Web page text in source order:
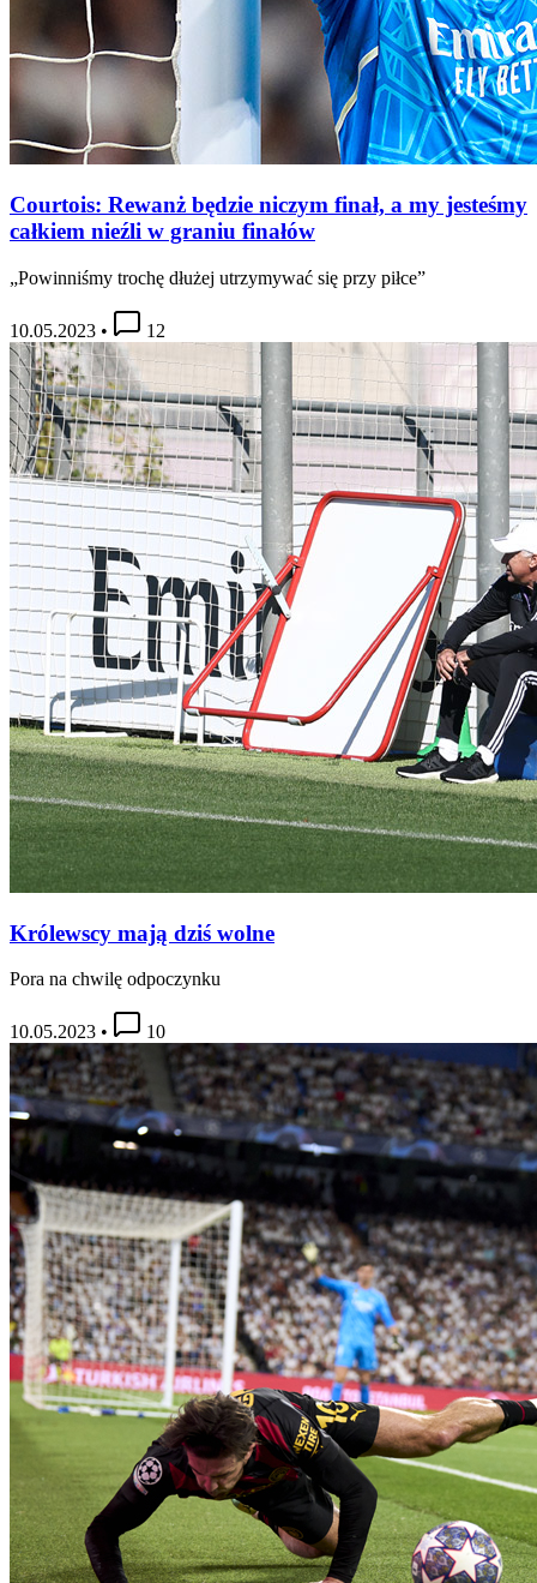
Courtois: Rewanż będzie niczym finał, a my jesteśmy
całkiem nieźli w graniu finałów
„Powinniśmy trochę dłużej utrzymywać się przy piłce”
10.05.2023 • 12
Królewscy mają dziś wolne
Pora na chwilę odpoczynku
10.05.2023 • 10